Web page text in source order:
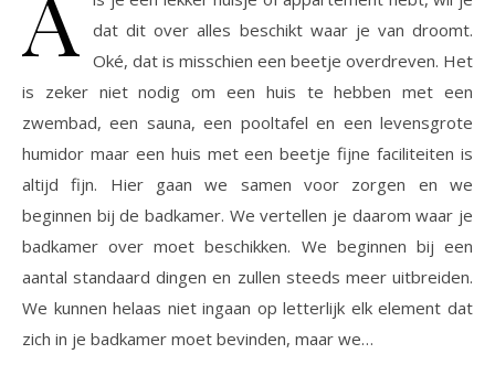
dat dit over alles beschikt waar je van droomt.
Oké, dat is misschien een beetje overdreven. Het
is zeker niet nodig om een huis te hebben met een
zwembad, een sauna, een pooltafel en een levensgrote
humidor maar een huis met een beetje fijne faciliteiten is
altijd fijn. Hier gaan we samen voor zorgen en we
beginnen bij de badkamer. We vertellen je daarom waar je
badkamer over moet beschikken. We beginnen bij een
aantal standaard dingen en zullen steeds meer uitbreiden.
We kunnen helaas niet ingaan op letterlijk elk element dat
zich in je badkamer moet bevinden, maar we…